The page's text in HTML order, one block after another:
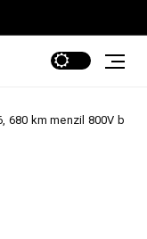
800V batarya mimarisiyle